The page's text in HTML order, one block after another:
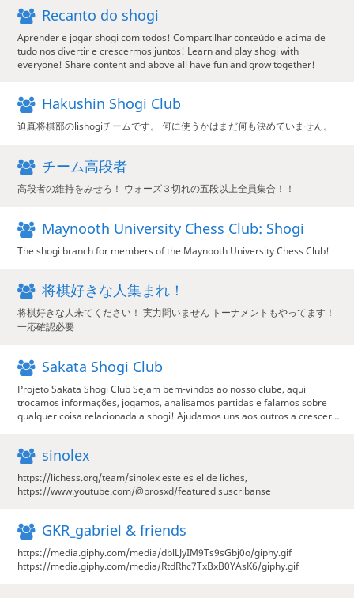
Recanto do shogi
Aprender e jogar shogi com todos! Compartilhar conteúdo e acima de
tudo nos divertir e crescermos juntos! Learn and play shogi with
everyone! Share content and above all have fun and grow together!
Hakushin Shogi Club
迫真将棋部のlishogiチームです。 何に使うかはまだ何も決めていません。
チーム高段者
高段者の維持をみせろ！ ウォーズ３切れの五段以上全員集合！！
Maynooth University Chess Club: Shogi
The shogi branch for members of the Maynooth University Chess Club!
将棋好きな人集まれ！
将棋好きな人来てください！ 実力問いません トーナメントもやってます！
一応確認必要
Sakata Shogi Club
Projeto Sakata Shogi Club Sejam bem-vindos ao nosso clube, aqui
trocamos informações, jogamos, analisamos partidas e falamos sobre
qualquer coisa relacionada a shogi! Ajudamos uns aos outros a crescer…
sinolex
https://lichess.org/team/sinolex este es el de liches,
https://www.youtube.com/@prosxd/featured suscribanse
GKR_gabriel & friends
https://media.giphy.com/media/dblLJyIM9Ts9sGbj0o/giphy.gif
https://media.giphy.com/media/RtdRhc7TxBxB0YAsK6/giphy.gif